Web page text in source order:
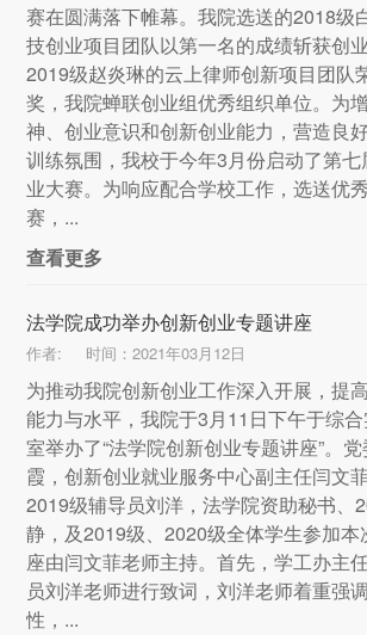
赛在圆满落下帷幕。我院选送的2018级
技创业项目团队以第一名的成绩斩获创
2019级赵炎琳的云上律师创新项目团队
奖，我院蝉联创业组优秀组织单位。为
神、创业意识和创新创业能力，营造良
训练氛围，我校于今年3月份启动了第七
业大赛。为响应配合学校工作，选送优
赛，...
查看更多
法学院成功举办创新创业专题讲座
作者: 时间：2021年03月12日
为推动我院创新创业工作深入开展，提
能力与水平，我院于3月11日下午于综
室举办了“法学院创新创业专题讲座”。
霞，创新创业就业服务中心副主任闫文
2019级辅导员刘洋，法学院资助秘书、
静，及2019级、2020级全体学生参加
座由闫文菲老师主持。首先，学工办主
员刘洋老师进行致词，刘洋老师着重强
性，...